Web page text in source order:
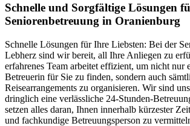
Schnelle und Sorgfältige Lösungen
Seniorenbetreuung in Oranienburg
Schnelle Lösungen für Ihre Liebsten: Bei der
Lebherz sind wir bereit, all Ihre Anliegen zu
erfahrenes Team arbeitet effizient, um nicht nur
Betreuerin für Sie zu finden, sondern auch
Reisearrangements zu organisieren. Wir sind
dringlich eine verlässliche 24-Stunden-
setzen alles daran, Ihnen innerhalb kürzester
und fachkundige Betreuungsperson zu